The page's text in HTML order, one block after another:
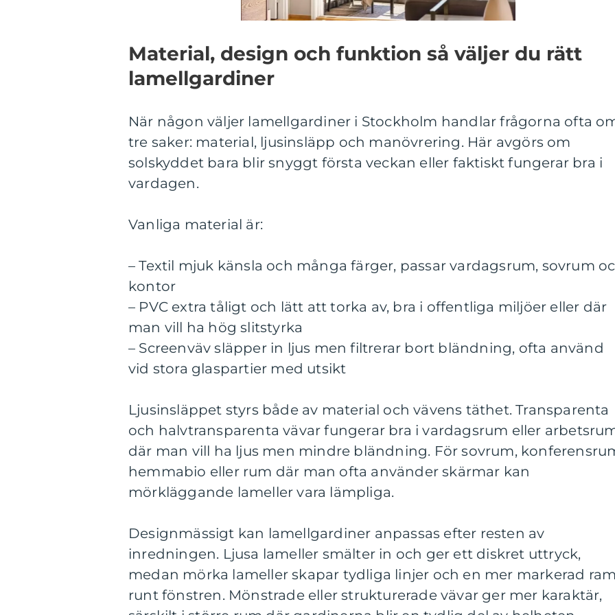
Material, design och funktion så väljer du rätt
lamellgardiner
När någon väljer lamellgardiner i Stockholm handlar frågorna ofta
tre saker: material, ljusinsläpp och manövrering. Här avgörs om
solskyddet bara blir snyggt första veckan eller faktiskt fungerar bra i
vardagen.
Vanliga material är:
– Textil mjuk känsla och många färger, passar vardagsrum, sovrum
kontor
– PVC extra tåligt och lätt att torka av, bra i offentliga miljöer eller där
man vill ha hög slitstyrka
– Screenväv släpper in ljus men filtrerar bort bländning, ofta använd
vid stora glaspartier med utsikt
Ljusinsläppet styrs både av material och vävens täthet. Transparenta
och halvtransparenta vävar fungerar bra i vardagsrum eller
där man vill ha ljus men mindre bländning. För sovrum,
hemmabio eller rum där man ofta använder skärmar kan
mörkläggande lameller vara lämpliga.
Designmässigt kan lamellgardiner anpassas efter resten av
inredningen. Ljusa lameller smälter in och ger ett diskret uttryck,
medan mörka lameller skapar tydliga linjer och en mer markerad
runt fönstren. Mönstrade eller strukturerade vävar ger mer karaktär,